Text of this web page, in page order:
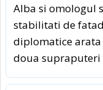
Alba si omologul
stabilitati de
diplomatice arata
doua supraputeri